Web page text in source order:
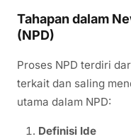
Tahapan dalam
(NPD)
Proses NPD terdiri
terkait dan saling
utama dalam NPD:
Definisi Ide